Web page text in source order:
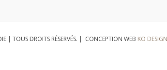
| TOUS DROITS RÉSERVÉS. | CONCEPTION WEB KO